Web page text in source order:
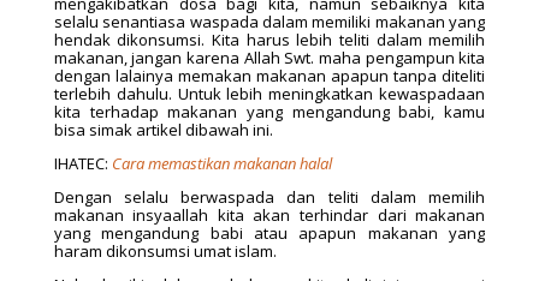
selalu senantiasa waspada dalam memiliki makanan yang
hendak dikonsumsi. Kita harus lebih teliti dalam memilih
makanan, jangan karena Allah Swt. maha pengampun kita
dengan lalainya memakan makanan apapun tanpa diteliti
terlebih dahulu. Untuk lebih meningkatkan kewaspadaan
kita terhadap makanan yang mengandung babi, kamu
bisa simak artikel dibawah ini.
IHATEC: Cara memastikan makanan halal
Dengan selalu berwaspada dan teliti dalam memilih
makanan insyaallah kita akan terhindar dari makanan
yang mengandung babi atau apapun makanan yang
haram dikonsumsi umat islam.